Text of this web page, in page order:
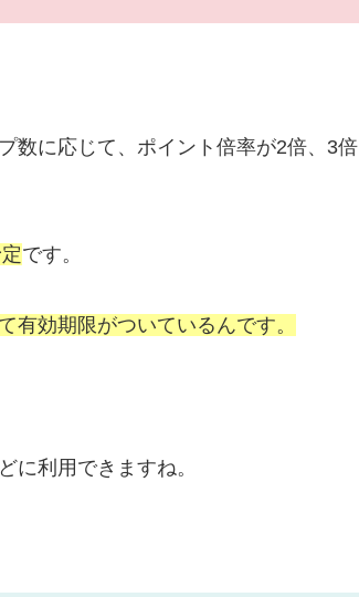
数に応じて、ポイント倍率が2倍、3倍
です。
有効期限がついているんです。
に利用できますね。